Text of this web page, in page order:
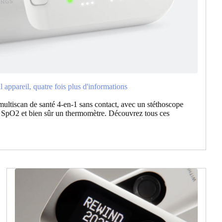
appareil, quatre fois plus d'informations
de santé 4-en-1 sans contact, avec un stéthoscope
et bien sûr un thermomètre. Découvrez tous ces